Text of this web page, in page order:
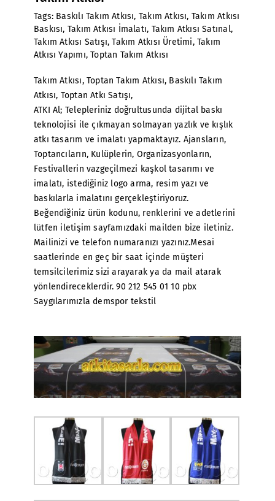
Tags: Baskılı Takım Atkısı, Takım Atkısı, Takım Atkısı
Baskısı, Takım Atkısı İmalatı, Takım Atkısı Satınal,
Takım Atkısı Satışı,Takım Atkısı Üretimi,Takım
Atkısı Yapımı,Toptan Takım Atkısı
Takım Atkısı, Toptan Takım Atkısı, Baskılı Takım
Atkısı, Toptan Atkı Satışı,
ATKI Al; Telepleriniz doğrultusunda dijital baskı
teknolojisi ile çıkmayan solmayan yazlık ve kışlık
atkı tasarım ve imalatı yapmaktayız. Ajansların,
Toptancıların, Kulüplerin, Organizasyonların,
Festivallerin vazgeçilmezi kaşkol tasarımı ve
imalatı, istediğiniz logo arma, resim yazı ve
baskılarla imalatını gerçekleştiriyoruz.
Beğendiğiniz ürün kodunu, renklerini ve adetlerini
lütfen iletişim sayfamızdaki mailden bize iletiniz.
Mailinizi ve telefon numaranızı yazınız.Mesai
saatlerinde en geç bir saat içinde müşteri
temsilcilerimiz sizi arayarak ya da mail atarak
yönlendireceklerdir. 90 212 545 01 10 pbx
Saygılarımızla demspor tekstil